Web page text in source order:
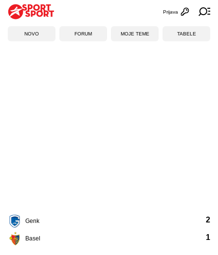
Otvori
Prijava
NOVO FORUM MOJE TEME TABELE
Genk
Basel
2
1